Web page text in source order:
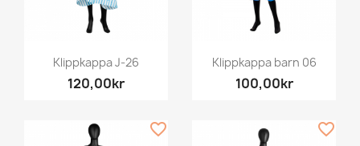
Klippkappa J-26
120,00kr
Klippkappa barn 06
100,00kr
favorite_border favorite_border